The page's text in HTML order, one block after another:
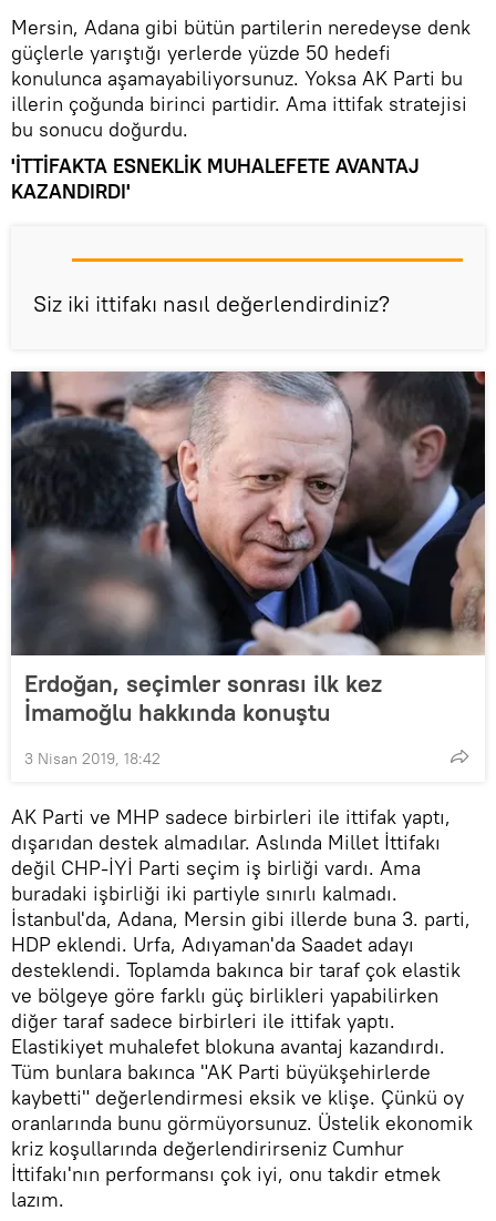
Mersin, Adana gibi bütün partilerin neredeyse denk
güçlerle yarıştığı yerlerde yüzde 50 hedefi
konulunca aşamayabiliyorsunuz. Yoksa AK Parti bu
illerin çoğunda birinci partidir. Ama ittifak stratejisi
bu sonucu doğurdu.
'İTTİFAKTA ESNEKLİK MUHALEFETE AVANTAJ
KAZANDIRDI'
Siz iki ittifakı nasıl değerlendirdiniz?
Erdoğan, seçimler sonrası ilk kez
İmamoğlu hakkında konuştu
3 Nisan 2019, 18:42
AK Parti ve MHP sadece birbirleri ile ittifak yaptı,
dışarıdan destek almadılar. Aslında Millet İttifakı
değil CHP-İYİ Parti seçim iş birliği vardı. Ama
buradaki işbirliği iki partiyle sınırlı kalmadı.
İstanbul'da, Adana, Mersin gibi illerde buna 3. parti,
HDP eklendi. Urfa, Adıyaman'da Saadet adayı
desteklendi. Toplamda bakınca bir taraf çok elastik
ve bölgeye göre farklı güç birlikleri yapabilirken
diğer taraf sadece birbirleri ile ittifak yaptı.
Elastikiyet muhalefet blokuna avantaj kazandırdı.
Tüm bunlara bakınca "AK Parti büyükşehirlerde
kaybetti" değerlendirmesi eksik ve klişe. Çünkü oy
oranlarında bunu görmüyorsunuz. Üstelik ekonomik
kriz koşullarında değerlendirirseniz Cumhur
İttifakı'nın performansı çok iyi, onu takdir etmek
lazım.